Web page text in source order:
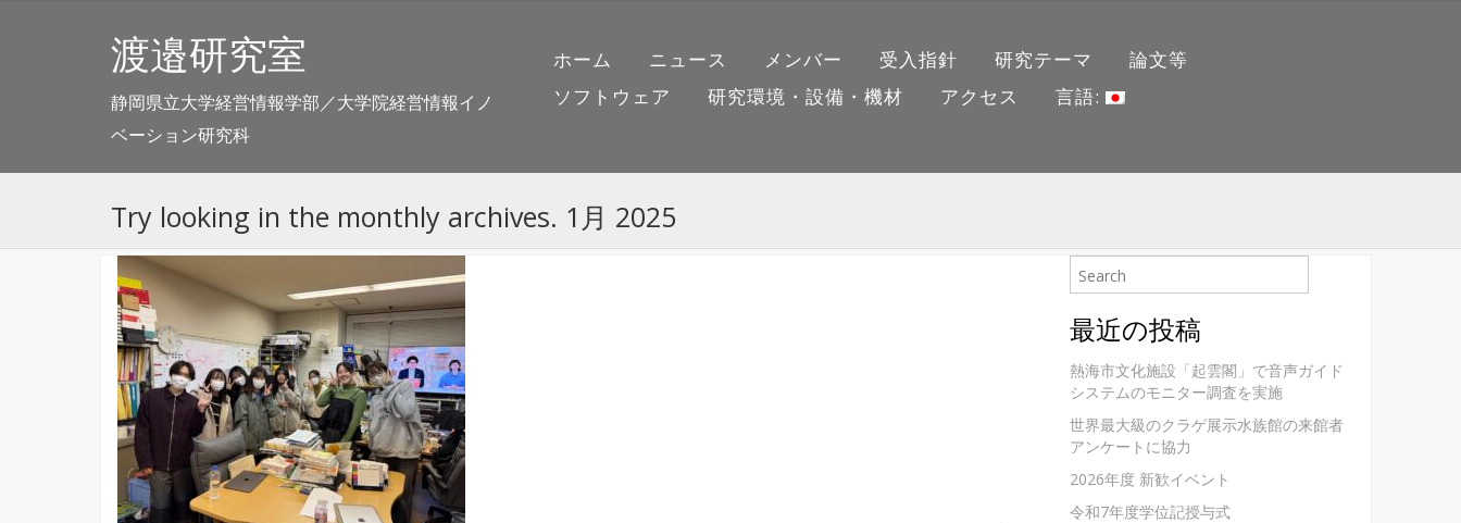
渡邉研究室
静岡県立大学経営情報学部／大学院経営情報イノ
ベーション研究科
ホーム ニュース メンバー 受入指針 研究テーマ
論文等
ソフトウェア
研究環境・設備・機材 アクセス 言語:
Try looking in the monthly archives. 1月 2025
最近の投稿
熱海市文化施設「起雲閣」で音声ガイド
システムのモニター調査を実施
世界最大級のクラゲ展示水族館の来館者
アンケートに協力
2026年度 新歓イベント
令和7年度学位記授与式